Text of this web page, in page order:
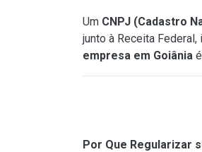
Um CNPJ (Cadastro
junto à Receita
empresa em Goiânia
Por Que Regularizar